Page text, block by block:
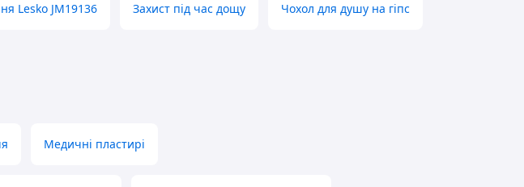
Lesko JM19136 Захист під час дощу Чохол для душу на гіпс
Медичні пластирі